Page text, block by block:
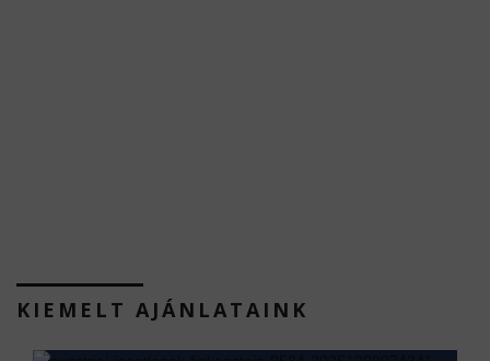
KIEMELT AJÁNLATAINK